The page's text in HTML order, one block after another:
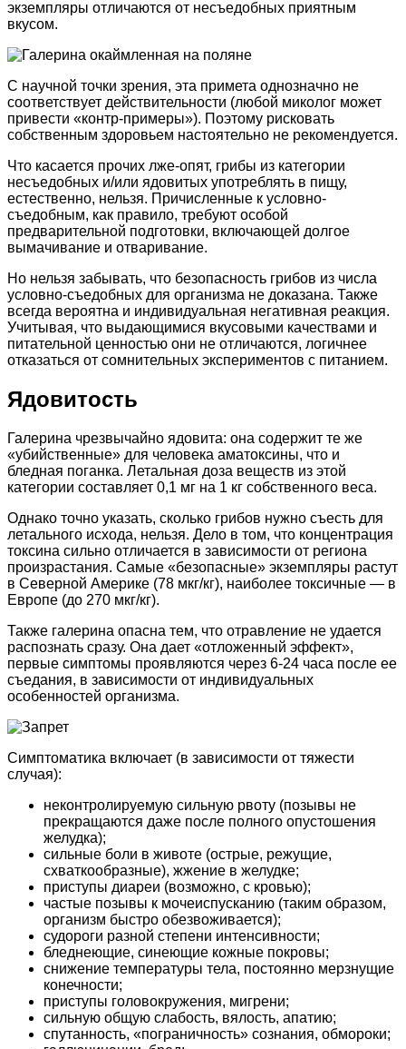
экземпляры отличаются от несъедобных приятным
вкусом.
С научной точки зрения, эта примета однозначно не
соответствует действительности (любой миколог может
привести «контр-примеры»). Поэтому рисковать
собственным здоровьем настоятельно не рекомендуется.
Что касается прочих лже-опят, грибы из категории
несъедобных и/или ядовитых употреблять в пищу,
естественно, нельзя. Причисленные к условно-
съедобным, как правило, требуют особой
предварительной подготовки, включающей долгое
вымачивание и отваривание.
Но нельзя забывать, что безопасность грибов из числа
условно-съедобных для организма не доказана. Также
всегда вероятна и индивидуальная негативная реакция.
Учитывая, что выдающимися вкусовыми качествами и
питательной ценностью они не отличаются, логичнее
отказаться от сомнительных экспериментов с питанием.
Ядовитость
Галерина чрезвычайно ядовита: она содержит те же
«убийственные» для человека аматоксины, что и
бледная поганка. Летальная доза веществ из этой
категории составляет 0,1 мг на 1 кг собственного веса.
Однако точно указать, сколько грибов нужно съесть для
летального исхода, нельзя. Дело в том, что концентрация
токсина сильно отличается в зависимости от региона
произрастания. Самые «безопасные» экземпляры растут
в Северной Америке (78 мкг/кг), наиболее токсичные — в
Европе (до 270 мкг/кг).
Также галерина опасна тем, что отравление не удается
распознать сразу. Она дает «отложенный эффект»,
первые симптомы проявляются через 6-24 часа после ее
съедания, в зависимости от индивидуальных
особенностей организма.
Симптоматика включает (в зависимости от тяжести
случая):
неконтролируемую сильную рвоту (позывы не
прекращаются даже после полного опустошения
желудка);
сильные боли в животе (острые, режущие,
схваткообразные), жжение в желудке;
приступы диареи (возможно, с кровью);
частые позывы к мочеиспусканию (таким образом,
организм быстро обезвоживается);
судороги разной степени интенсивности;
бледнеющие, синеющие кожные покровы;
снижение температуры тела, постоянно мерзнущие
конечности;
приступы головокружения, мигрени;
сильную общую слабость, вялость, апатию;
спутанность, «пограничность» сознания, обмороки;